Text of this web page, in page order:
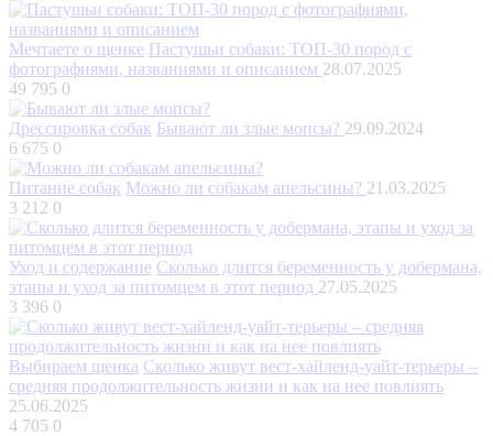
Мечтаете о щенке Пастушьи собаки: ТОП-30 пород с
фотографиями, названиями и описанием 28.07.2025
49 795 0
Дрессировка собак Бывают ли злые мопсы? 29.09.2024
6 675 0
Питание собак Можно ли собакам апельсины? 21.03.2025
3 212 0
Уход и содержание Сколько длится беременность у добермана,
этапы и уход за питомцем в этот период 27.05.2025
3 396 0
Выбираем щенка Сколько живут вест-хайленд-уайт-терьеры –
средняя продолжительность жизни и как на нее повлиять
25.06.2025
4 705 0